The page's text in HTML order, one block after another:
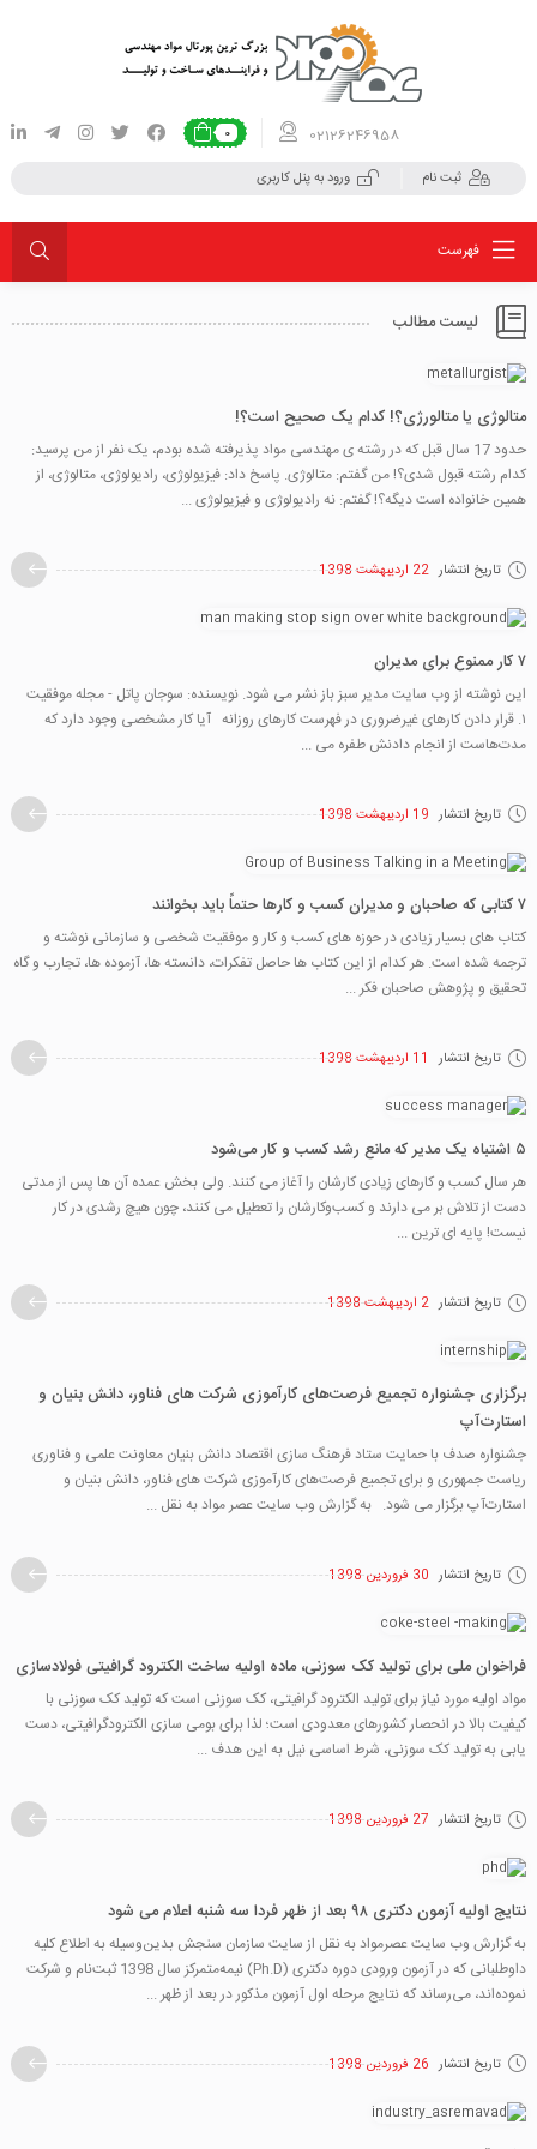
0 02126246958
ثبت نام ورود به پنل کاربری
فهرست
لیست مطالب
متالوژی یا متالورژی؟! کدام یک صحیح است؟!
حدود 17 سال قبل که در رشته ی مهندسی مواد پذیرفته شده بودم، یک نفر از من پرسید:
کدام رشته قبول شدی؟! من گفتم: متالوژی. پاسخ داد: فیزیولوژی، رادیولوژی، متالوژی، از
همین خانواده است دیگه؟! گفتم: نه رادیولوژی و فیزیولوژی ...
تاریخ انتشار 22 اردیبهشت 1398
۷ کار ممنوع برای مدیران
این نوشته از وب سایت مدیر سبز باز نشر می شود. نویسنده: سوجان پاتل - مجله موفقیت
۱. قرار دادن کارهای غیرضروری در فهرست کارهای روزانه آیا کار مشخصی وجود دارد که
مدت‌هاست از انجام دادنش طفره می ...
تاریخ انتشار 19 اردیبهشت 1398
۷ کتابی که صاحبان و مدیران کسب و کارها حتماً باید بخوانند
کتاب های بسیار زیادی در حوزه های کسب و کار و موفقیت شخصی و سازمانی نوشته و
ترجمه شده است. هر کدام از این کتاب ها حاصل تفکرات، دانسته ها، آزموده ها، تجارب و گاه
تحقیق و پژوهش صاحبان فکر ...
تاریخ انتشار 11 اردیبهشت 1398
۵ اشتباه یک مدیر که مانع رشد کسب و کار می‌شود
هر سال کسب‌ و ‌کارهای زیادی کارشان را آغاز می کنند. ولی بخش عمده آن ها پس از مدتی
دست از تلاش بر می دارند و کسب‌و‌کارشان را تعطیل می کنند، چون هیچ رشدی در کار
نیست! پایه ای‌ ترین ...
تاریخ انتشار 2 اردیبهشت 1398
برگزاری جشنواره تجمیع فرصت‌های کارآموزی شرکت های فناور، دانش بنیان و
استارت‌آپ
جشنواره صدف با حمایت ستاد فرهنگ سازی اقتصاد دانش بنیان معاونت علمی و فناوری
ریاست جمهوری و برای تجمیع فرصت‌های کارآموزی شرکت های فناور، دانش بنیان و
استارت‌آپ برگزار می شود. به گزارش وب سایت عصر مواد به نقل ...
تاریخ انتشار 30 فروردین 1398
فراخوان ملی برای تولید کک سوزنی، ماده اولیه ساخت الکترود گرافیتی فولادسازی
مواد اولیه مورد نیاز برای تولید الکترود گرافیتی، کک سوزنی است که تولید کک سوزنی با
کیفیت بالا در انحصار کشورهای معدودی است؛ لذا برای بومی سازی الکترودگرافیتی، دست
یابی به تولید کک سوزنی، شرط اساسی نیل به این هدف ...
تاریخ انتشار 27 فروردین 1398
نتایج اولیه آزمون دکتری ۹۸ بعد از ظهر فردا سه شنبه اعلام می شود
به گزارش وب سایت عصرمواد به نقل از سایت سازمان سنجش بدین‌وسیله به اطلاع كلیه
داوطلبانی كه در آزمون ورودی دوره دكتری (Ph.D) نیمه‌متمركز سال 1398 ثبت‌نام و شركت
نموده‌اند، می‌رساند كه نتایج مرحله اول آزمون مذكور در بعد از ظهر ...
تاریخ انتشار 26 فروردین 1398